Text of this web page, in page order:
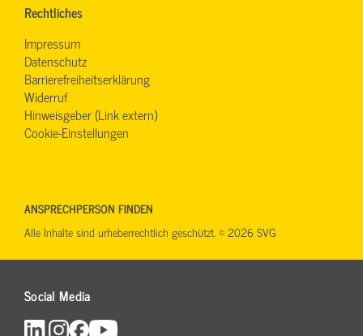
Rechtliches
Impressum
Datenschutz
Barrierefreiheitserklärung
Widerruf
Hinweisgeber (Link extern)
Cookie-Einstellungen
Social Media
ANSPRECHPERSON FINDEN
Alle Inhalte sind urheberrechtlich geschützt. © 2026 SVG